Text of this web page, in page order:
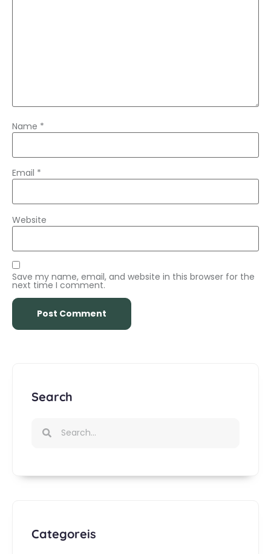
Name *
Email *
Website
Save my name, email, and website in this browser for the
next time I comment.
Search
Categoreis